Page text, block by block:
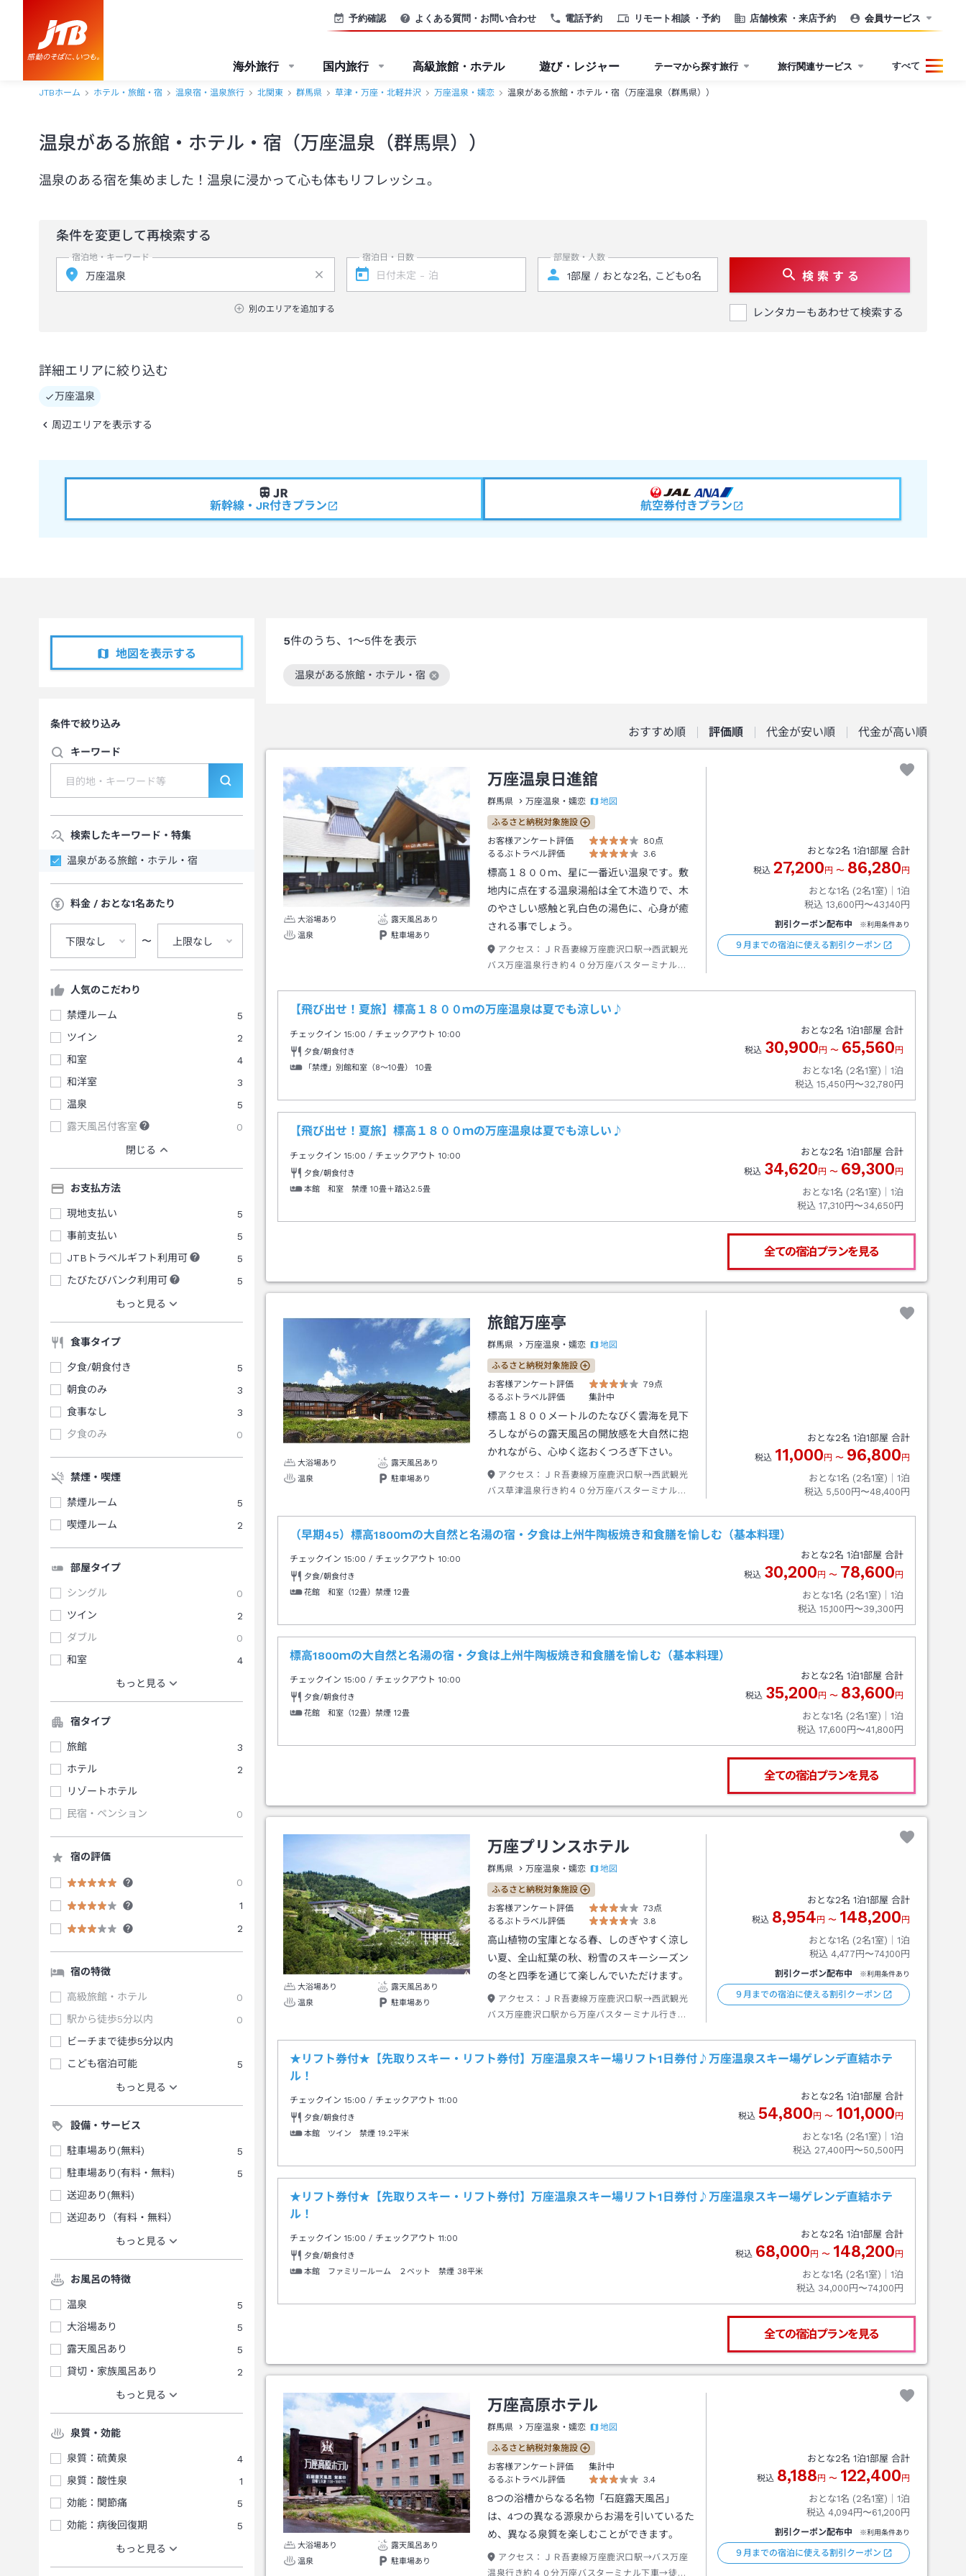
電話予約 リモート相談 ・予約 店舗検索 ・来店予約
予約確認 よくある質問・お問い合わせ 会員サービス
海外旅行 国内旅行 高級旅館・ホテル 遊び・レジャー テーマから探す旅行 旅行関連サービス すべて
JTBホーム ホテル・旅館・宿 温泉宿・温泉旅行 北関東 群馬県 草津・万座・北軽井沢 万座温泉・嬬恋 温泉がある旅館・ホテル・宿（万座温泉（群馬県））
温泉がある旅館・ホテル・宿（万座温泉（群馬県））
温泉のある宿を集めました！温泉に浸かって心も体もリフレッシュ。
条件を変更して再検索する
宿泊地・キーワード
別のエリアを追加する
宿泊日・日数 部屋数・人数
検 索 す る
レンタカーもあわせて検索する
詳細エリアに絞り込む
万座温泉
周辺エリアを表示する
新幹線・JR付きプラン 航空券付きプラン
地図を表示する
条件で絞り込み
キーワード
検索したキーワード・特集
温泉がある旅館・ホテル・宿
料金 / おとな1名あたり
下限なし 〜 上限なし
人気のこだわり
禁煙ルーム
5
ツイン
2
和室
4
和洋室
3
温泉
5
露天風呂付客室
0
閉じる
お支払方法
現地支払い
5
事前支払い
5
JTBトラベルギフト利用可
5
たびたびバンク利用可
5
もっと見る
食事タイプ
夕食/朝食付き
5
朝食のみ
3
食事なし
3
夕食のみ
0
禁煙・喫煙
禁煙ルーム
5
喫煙ルーム
2
部屋タイプ
シングル
0
ツイン
2
ダブル
0
和室
4
もっと見る
宿タイプ
旅館
3
ホテル
2
リゾートホテル
民宿・ペンション
0
宿の評価
0
1
2
宿の特徴
高級旅館・ホテル
0
駅から徒歩5分以内
0
ビーチまで徒歩5分以内
こども宿泊可能
5
もっと見る
設備・サービス
駐車場あり(無料)
5
駐車場あり(有料・無料)
5
送迎あり(無料)
送迎あり（有料・無料）
もっと見る
お風呂の特徴
温泉
5
大浴場あり
5
露天風呂あり
5
貸切・家族風呂あり
2
もっと見る
泉質・効能
泉質：硫黄泉
4
泉質：酸性泉
1
効能：関節痛
5
効能：病後回復期
5
もっと見る
5件のうち、 1～5件を表示
温泉がある旅館・ホテル・宿
この絞り込み条件を解除
おすすめ順 評価順 代金が安い順 代金が高い順
大浴場あり
露天風呂あり
温泉
駐車場あり
万座温泉日進舘
群馬県 万座温泉・嬬恋 地図
ふるさと納税対象施設
お客様アンケート評価
80点
るるぶトラベル評価
3.6
標高１８００ｍ、星に一番近い温泉です。敷
地内に点在する温泉湯船は全て木造りで、木
のやさしい感触と乳白色の湯色に、心身が癒
される事でしょう。
アクセス：
ＪＲ吾妻線万座鹿沢口駅→西武観光
バス万座温泉行き約４０分万座バスターミナル下
おとな2名 1泊1部屋 合計
税込 27,200 円 〜 86,280 円
おとな1名 (2名1室)｜ 1泊
税込 13,600円〜43,140円
割引クーポン配布中 ※利用条件あり
９月までの宿泊に使える割引クーポン
【飛び出せ！夏旅】標高１８００ｍの万座温泉は夏でも涼しい♪
チェックイン15:00 / チェックアウト 10:00
夕食/朝食付き
「禁煙」別館和室（8～10畳）
10畳
おとな2名 1泊1部屋 合計
税込 30,900 円 〜 65,560 円
おとな1名 (2名1室)｜ 1泊
税込 15,450円〜32,780円
【飛び出せ！夏旅】標高１８００ｍの万座温泉は夏でも涼しい♪
チェックイン15:00 / チェックアウト 10:00
夕食/朝食付き
本館 和室 禁煙 10畳＋踏込2.5畳
おとな2名 1泊1部屋 合計
税込 34,620 円 〜 69,300 円
おとな1名 (2名1室)｜ 1泊
税込 17,310円〜34,650円
全ての宿泊プランを見る
大浴場あり
露天風呂あり
温泉
駐車場あり
旅館万座亭
群馬県 万座温泉・嬬恋 地図
ふるさと納税対象施設
お客様アンケート評価
79点
るるぶトラベル評価
集計中
標高１８００メートルのたなびく雲海を見下
ろしながらの露天風呂の開放感を大自然に抱
かれながら、心ゆく迄おくつろぎ下さい。
アクセス：
ＪＲ吾妻線万座鹿沢口駅→西武観光
バス草津温泉行き約４０分万座バスターミナル下
おとな2名 1泊1部屋 合計
税込 11,000 円 〜 96,800 円
おとな1名 (2名1室)｜ 1泊
税込 5,500円〜48,400円
（早期45）標高1800ｍの大自然と名湯の宿・夕食は上州牛陶板焼き和食膳を愉しむ（基本料理）
チェックイン15:00 / チェックアウト 10:00
夕食/朝食付き
花館 和室（12畳）禁煙 12畳
おとな2名 1泊1部屋 合計
税込 30,200 円 〜 78,600 円
おとな1名 (2名1室)｜ 1泊
税込 15,100円〜39,300円
標高1800ｍの大自然と名湯の宿・夕食は上州牛陶板焼き和食膳を愉しむ（基本料理）
チェックイン15:00 / チェックアウト 10:00
夕食/朝食付き
花館 和室（12畳）禁煙 12畳
おとな2名 1泊1部屋 合計
税込 35,200 円 〜 83,600 円
おとな1名 (2名1室)｜ 1泊
税込 17,600円〜41,800円
全ての宿泊プランを見る
大浴場あり
露天風呂あり
温泉
駐車場あり
万座プリンスホテル
群馬県 万座温泉・嬬恋 地図
ふるさと納税対象施設
お客様アンケート評価
73点
るるぶトラベル評価
3.8
高山植物の宝庫となる春、しのぎやすく涼し
い夏、全山紅葉の秋、粉雪のスキーシーズン
の冬と四季を通じて楽しんでいただけます。
アクセス：
ＪＲ吾妻線万座鹿沢口駅→西武観光
バス万座鹿沢口駅から万座バスターミナル行き約
おとな2名 1泊1部屋 合計
税込 8,954 円 〜 148,200 円
おとな1名 (2名1室)｜ 1泊
税込 4,477円〜74,100円
割引クーポン配布中 ※利用条件あり
９月までの宿泊に使える割引クーポン
★リフト券付★【先取りスキー・リフト券付】万座温泉スキー場リフト1日券付♪万座温泉スキー場ゲレンデ直結ホテ
ル！
チェックイン15:00 / チェックアウト 11:00
夕食/朝食付き
本館 ツイン 禁煙 19.2平米
おとな2名 1泊1部屋 合計
税込 54,800 円 〜 101,000 円
おとな1名 (2名1室)｜ 1泊
税込 27,400円〜50,500円
★リフト券付★【先取りスキー・リフト券付】万座温泉スキー場リフト1日券付♪万座温泉スキー場ゲレンデ直結ホテ
ル！
チェックイン15:00 / チェックアウト 11:00
夕食/朝食付き
本館 ファミリールーム ２ベット 禁煙 38平米
おとな2名 1泊1部屋 合計
税込 68,000 円 〜 148,200 円
おとな1名 (2名1室)｜ 1泊
税込 34,000円〜74,100円
全ての宿泊プランを見る
大浴場あり
露天風呂あり
温泉
駐車場あり
万座高原ホテル
群馬県 万座温泉・嬬恋 地図
ふるさと納税対象施設
お客様アンケート評価
集計中
るるぶトラベル評価
3.4
8つの浴槽からなる名物「石庭露天風呂」
は、4つの異なる源泉からお湯を引いているた
め、異なる泉質を楽しむことができます。
アクセス：
ＪＲ吾妻線万座鹿沢口駅→バス万座
温泉行き約４０分万座バスターミナル下車→徒歩
おとな2名 1泊1部屋 合計
税込 8,188 円 〜 122,400 円
おとな1名 (2名1室)｜ 1泊
税込 4,094円〜61,200円
割引クーポン配布中 ※利用条件あり
９月までの宿泊に使える割引クーポン